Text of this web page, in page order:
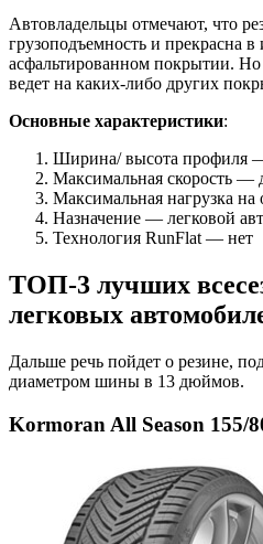
Автовладельцы отмечают, что
грузоподъемность и прекрасна в
асфальтированном покрытии. Но
ведет на каких-либо других
Основные характеристики:
Ширина/ высота профиля
Максимальная скорость —
Максимальная нагрузка
Назначение — легковой
Технология RunFlat — нет
ТОП-3 лучших
легковых
Дальше речь пойдет о резине,
диаметром шины в 13 дюймов.
Kormoran All Season 155/